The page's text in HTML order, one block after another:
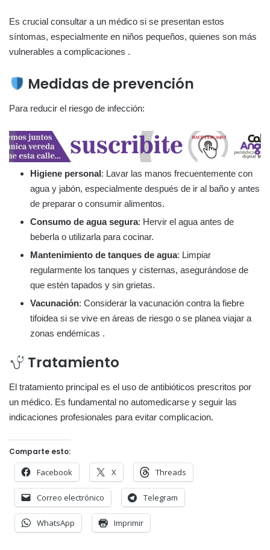
Es crucial consultar a un médico si se presentan estos
síntomas, especialmente en niños pequeños, quienes son más
vulnerables a complicaciones .
Medidas de prevención
Para reducir el riesgo de infección:
Higiene personal : Lavar las manos frecuentemente con
agua y jabón, especialmente después de ir al baño y antes
de preparar o consumir alimentos.
Consumo de agua segura: Hervir el agua antes de
beberla o utilizarla para cocinar.
Mantenimiento de tanques de agua: Limpiar
regularmente los tanques y cisternas, asegurándose de
que estén tapados y sin grietas.
Vacunación: Considerar la vacunación contra la fiebre
tifoidea si se vive en áreas de riesgo o se planea viajar a
zonas endémicas .
Tratamiento
El tratamiento principal es el uso de antibióticos prescritos por
un médico. Es fundamental no automedicarse y seguir las
indicaciones profesionales para evitar complicacion.
Comparte esto:
Facebook X Threads
Correo electrónico Telegram
WhatsApp Imprimir